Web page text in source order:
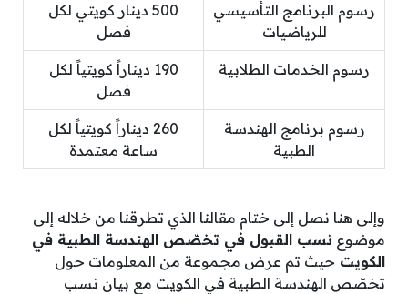
رسوم البرنامج التأسيسي
للرياضيات
500 دينار كويتي لكل
فصل
رسوم الخدمات الطلابية
190 ديناراً كويتياً لكل
فصل
رسوم برنامج الهندسة
الطبية
260 ديناراً كويتياً لكل
ساعة معتمدة
وإلى هنا نصل إلى ختام مقالنا الذي تطرقنا من خلاله إلى
موضوع نسب القبول في تخصّص الهندسة الطبية في
الكويت حيث تم عرض مجموعة من المعلومات حول
تخصّص الهندسة الطبية في الكويت مع بيان نسب